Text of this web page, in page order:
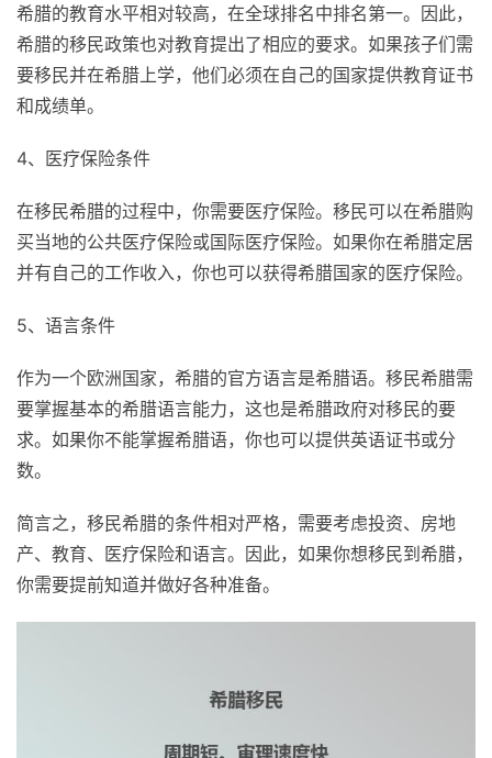
希腊的教育水平相对较高，在全球排名中排名第一。因此，
希腊的移民政策也对教育提出了相应的要求。如果孩子们需
要移民并在希腊上学，他们必须在自己的国家提供教育证书
和成绩单。
4、医疗保险条件
在移民希腊的过程中，你需要医疗保险。移民可以在希腊购
买当地的公共医疗保险或国际医疗保险。如果你在希腊定居
并有自己的工作收入，你也可以获得希腊国家的医疗保险。
5、语言条件
作为一个欧洲国家，希腊的官方语言是希腊语。移民希腊需
要掌握基本的希腊语言能力，这也是希腊政府对移民的要
求。如果你不能掌握希腊语，你也可以提供英语证书或分
数。
简言之，移民希腊的条件相对严格，需要考虑投资、房地
产、教育、医疗保险和语言。因此，如果你想移民到希腊，
你需要提前知道并做好各种准备。